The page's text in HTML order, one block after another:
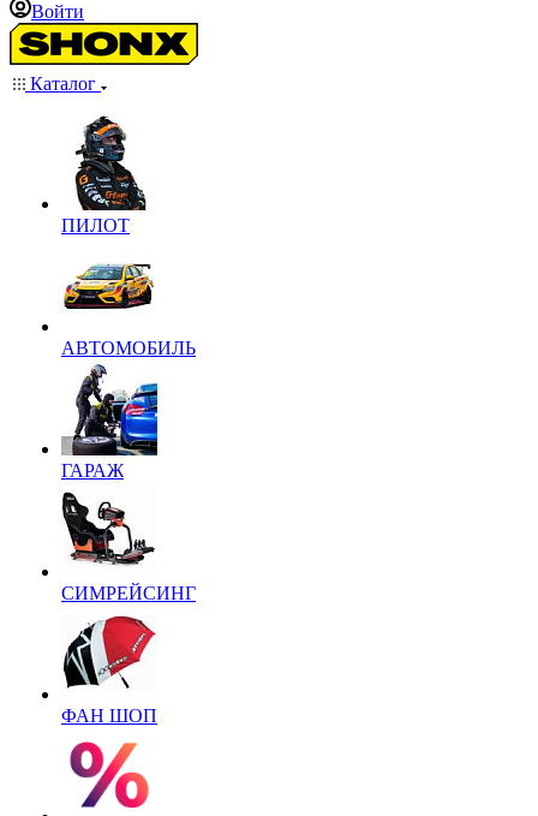
Войти
Каталог
ПИЛОТ
АВТОМОБИЛЬ
ГАРАЖ
СИМРЕЙСИНГ
ФАН ШОП